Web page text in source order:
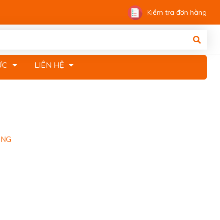
Kiểm tra đơn hàng
LIÊN HỆ
LÒNG, MỘT HY